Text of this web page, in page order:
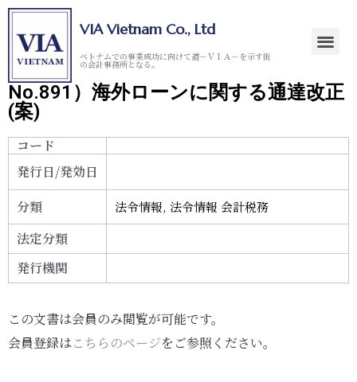
VIA Vietnam Co., Ltd
ベトナムでの事業成功に向けて道－ＶＩＡ－を示す街
の会計事務所となる。
No.891）海外ローンに関する通達改正
(案)
コード
発行日/発効日
分類
法令情報,法令情報 会計税務
法定分類
発行機関
この文書は会員のみ閲覧が可能です。
会員登録はこちらのページをご参照ください。